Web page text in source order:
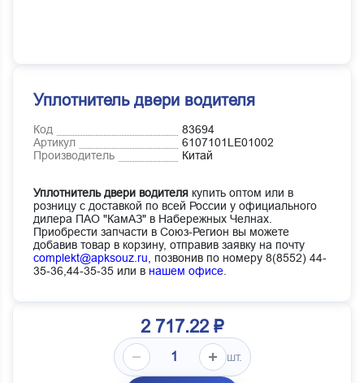
Уплотнитель двери водителя
Код
83694
Артикул
6107101LE01002
Производитель
Китай
Уплотнитель двери водителя купить оптом или в
розницу с доставкой по всей России у официального
дилера ПАО "КамАЗ" в Набережных Челнах.
Приобрести запчасти в Союз-Регион вы можете
добавив товар в корзину, отправив заявку на почту
complekt@apksouz.ru,
позвонив по номеру 8(8552) 44-
35-36,44-35-35 или в нашем офисе
2 717.22 ₽
шт.